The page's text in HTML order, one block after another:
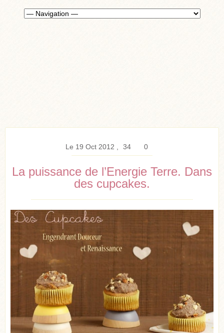
Le 19 Oct 2012 34 0
La puissance de l’Energie Terre. Dans
des cupcakes.